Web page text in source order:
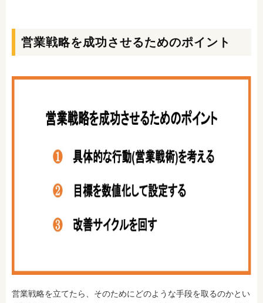
営業戦略を成功させるためのポイント
営業戦略を立てたら、そのためにどのような手段を取るのかとい